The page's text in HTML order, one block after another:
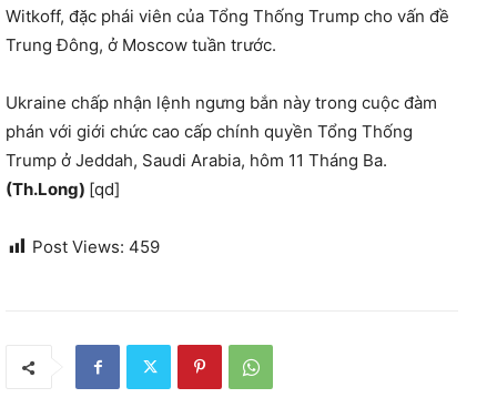
Witkoff, đặc phái viên của Tổng Thống Trump cho vấn đề
Trung Đông, ở Moscow tuần trước.
Ukraine chấp nhận lệnh ngưng bắn này trong cuộc đàm
phán với giới chức cao cấp chính quyền Tổng Thống
Trump ở Jeddah, Saudi Arabia, hôm 11 Tháng Ba.
(Th.Long) [qd]
Post Views: 459